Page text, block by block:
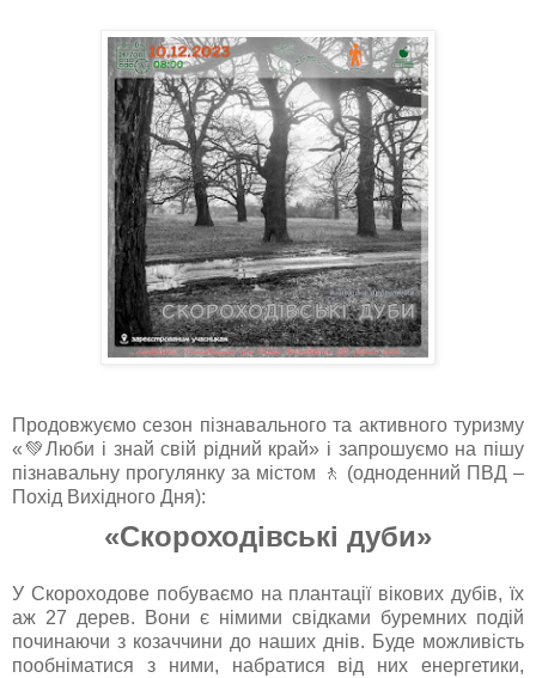
Продовжуємо сезон пізнавального та активного туризму
«💚Люби і знай свій рідний край» і запрошуємо на пішу
пізнавальну прогулянку за містом 🚶 (одноденний ПВД –
Похід Вихідного Дня):
«Скороходівські дуби»
У Скороходове побуваємо на плантації вікових дубів, їх
аж 27 дерев. Вони є німими свідками буремних подій
починаючи з козаччини до наших днів. Буде можливість
пообніматися з ними, набратися від них енергетики,